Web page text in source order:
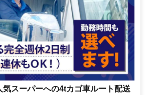
気スーパーへの4tカゴ車ルート配送